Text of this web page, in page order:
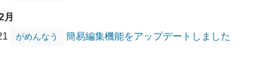
月
がめんなう 簡易編集機能をアップデートしました